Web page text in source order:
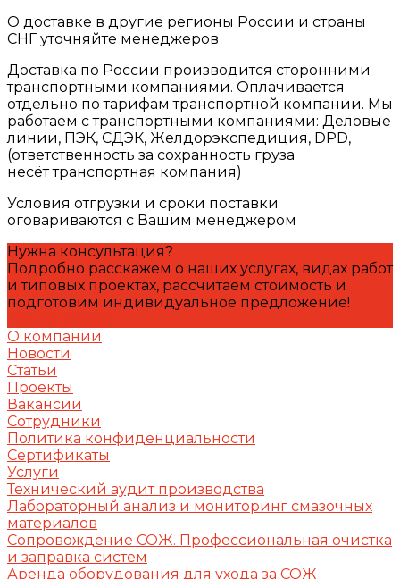
О доставке в другие регионы России и страны
СНГ уточняйте менеджеров
Доставка по России производится сторонними
транспортными компаниями. Оплачивается
отдельно по тарифам транспортной компании. Мы
работаем с транспортными компаниями: Деловые
линии, ПЭК, СДЭК, Желдорэкспедиция, DPD,
(ответственность за сохранность груза
несёт транспортная компания)
Условия отгрузки и сроки поставки
оговариваются с Вашим менеджером
Нужна консультация?
Подробно расскажем о наших услугах, видах работ
и типовых проектах, рассчитаем стоимость и
подготовим индивидуальное предложение!
О компании
Новости
Статьи
Проекты
Вакансии
Сотрудники
Политика конфиденциальности
Сертификаты
Услуги
Технический аудит производства
Лабораторный анализ и мониторинг смазочных
материалов
Сопровождение СОЖ. Профессиональная очистка
и заправка систем
Аренда оборудования для ухода за СОЖ